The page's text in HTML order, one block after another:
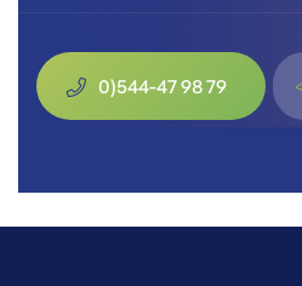
0)544-47 98 79